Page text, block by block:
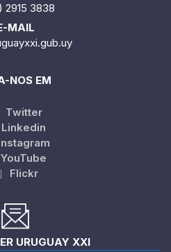
2915 3838
MAIL
NOS EM
Twitter
Linkedin
YouTube
Flickr
URUGUAY XXI